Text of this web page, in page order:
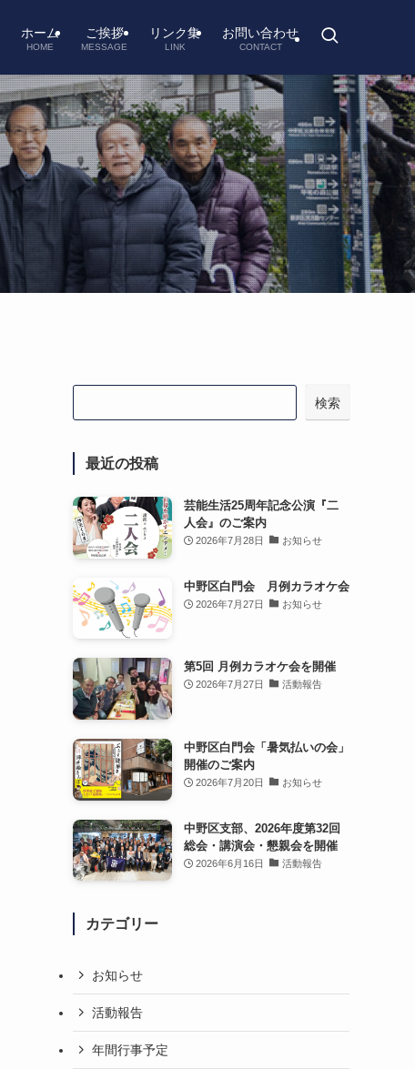
ホーム
HOME
ご挨拶
MESSAGE
リンク集
LINK
お問い合わせ
CONTACT
検索
最近の投稿
芸能生活25周年記念公演『二
人会』のご案内
2026年7月28日 お知らせ
中野区白門会 月例カラオケ会
2026年7月27日 お知らせ
第5回 月例カラオケ会を開催
2026年7月27日 活動報告
中野区白門会「暑気払いの会」
開催のご案内
2026年7月20日 お知らせ
中野区支部、2026年度第32回
総会・講演会・懇親会を開催
2026年6月16日 活動報告
カテゴリー
お知らせ
活動報告
年間行事予定